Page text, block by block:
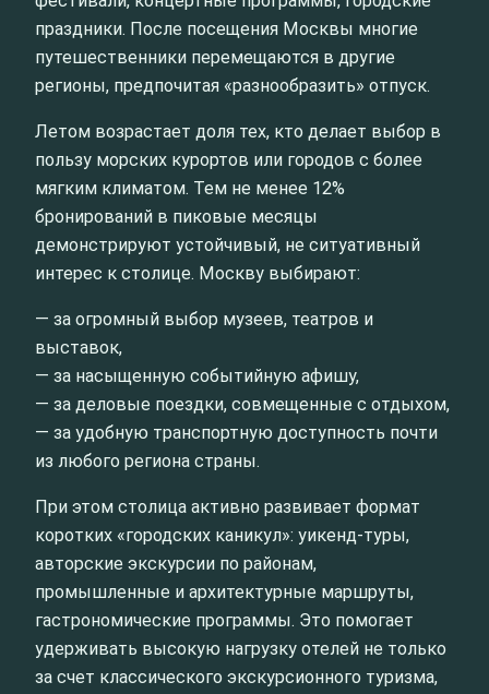
праздники. После посещения Москвы многие
путешественники перемещаются в другие
регионы, предпочитая «разнообразить» отпуск.
Летом возрастает доля тех, кто делает выбор в
пользу морских курортов или городов с более
мягким климатом. Тем не менее 12%
бронирований в пиковые месяцы
демонстрируют устойчивый, не ситуативный
интерес к столице. Москву выбирают:
— за огромный выбор музеев, театров и
выставок,
— за насыщенную событийную афишу,
— за деловые поездки, совмещенные с отдыхом,
— за удобную транспортную доступность почти
из любого региона страны.
При этом столица активно развивает формат
коротких «городских каникул»: уикенд‑туры,
авторские экскурсии по районам,
промышленные и архитектурные маршруты,
гастрономические программы. Это помогает
удерживать высокую нагрузку отелей не только
за счет классического экскурсионного туризма,